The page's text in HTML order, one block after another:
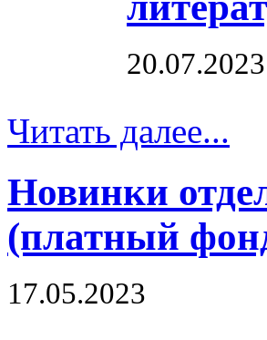
20.07.2023
Читать далее...
Новинки
(платный
17.05.2023